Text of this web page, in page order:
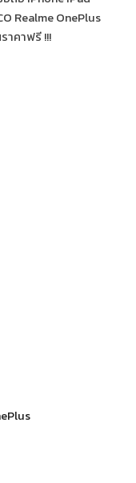
Realme OnePlus
าคาฟรี !!!